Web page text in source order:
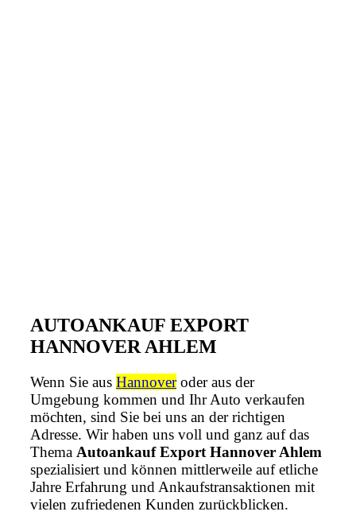
AUTOANKAUF EXPORT
HANNOVER AHLEM
Wenn Sie aus Hannoveroder aus der
Umgebung kommen und Ihr Auto verkaufen
möchten, sind Sie bei uns an der richtigen
Adresse. Wir haben uns voll und ganz auf das
Thema Autoankauf Export Hannover Ahlem
spezialisiert und können mittlerweile auf etliche
Jahre Erfahrung und Ankaufstransaktionen mit
vielen zufriedenen Kunden zurückblicken.